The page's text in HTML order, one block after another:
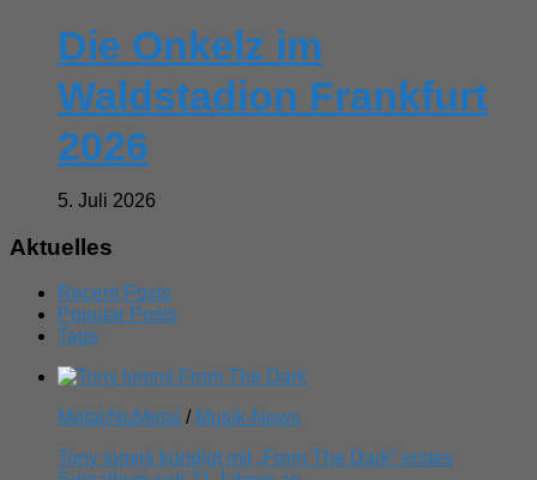
Die Onkelz im
Waldstadion Frankfurt
2026
5. Juli 2026
Aktuelles
Recent Posts
Popular Posts
Tags
Metal/NuMetal / Musik-News
Tony Iommi kündigt mit „From The Dark“ erstes